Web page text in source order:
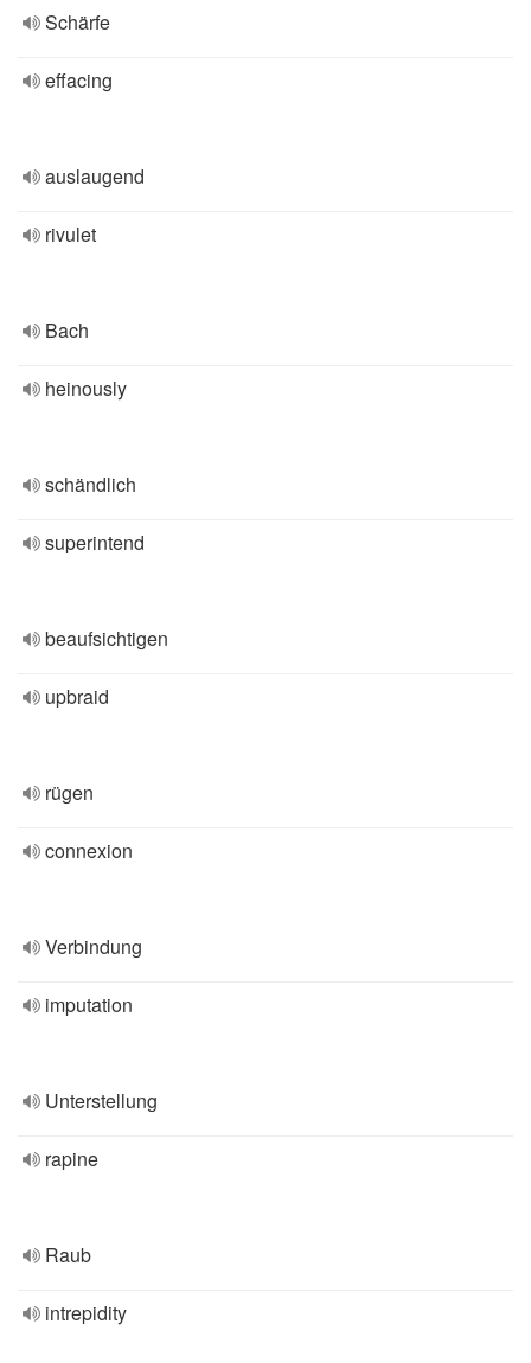
Schärfe
effacing
auslaugend
rivulet
Bach
heinously
schändlich
superintend
beaufsichtigen
upbraid
rügen
connexion
Verbindung
imputation
Unterstellung
rapine
Raub
intrepidity